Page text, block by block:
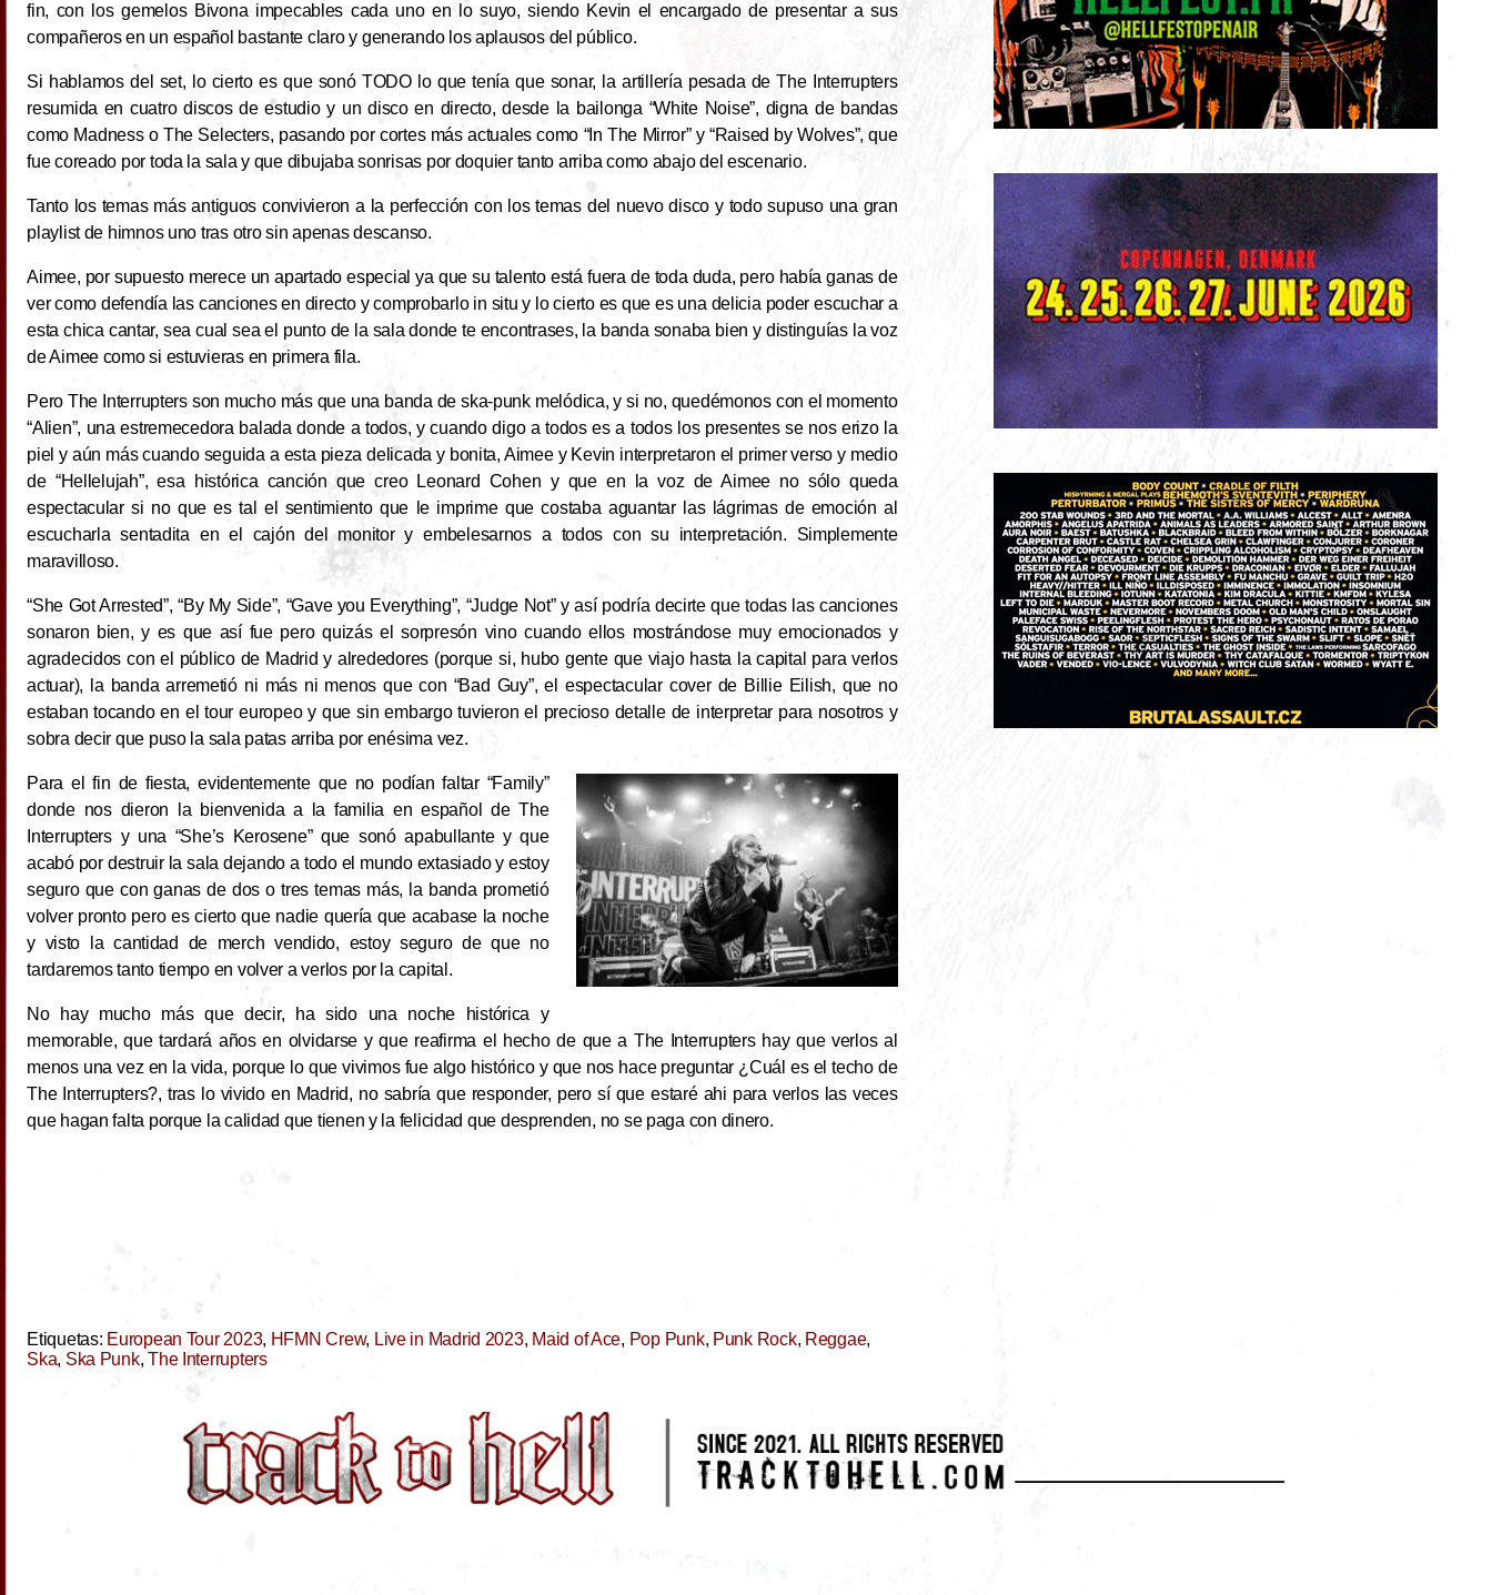
fin, con los gemelos Bivona impecables cada uno en lo suyo, siendo Kevin el encargado de presentar a sus
compañeros en un español bastante claro y generando los aplausos del público.
Si hablamos del set, lo cierto es que sonó TODO lo que tenía que sonar, la artillería pesada de The Interrupters
resumida en cuatro discos de estudio y un disco en directo, desde la bailonga “White Noise”, digna de bandas
como Madness o The Selecters, pasando por cortes más actuales como “In The Mirror” y “Raised by Wolves”, que
fue coreado por toda la sala y que dibujaba sonrisas por doquier tanto arriba como abajo del escenario.
Tanto los temas más antiguos convivieron a la perfección con los temas del nuevo disco y todo supuso una gran
playlist de himnos uno tras otro sin apenas descanso.
Aimee, por supuesto merece un apartado especial ya que su talento está fuera de toda duda, pero había ganas de
ver como defendía las canciones en directo y comprobarlo in situ y lo cierto es que es una delicia poder escuchar a
esta chica cantar, sea cual sea el punto de la sala donde te encontrases, la banda sonaba bien y distinguías la voz
de Aimee como si estuvieras en primera fila.
Pero The Interrupters son mucho más que una banda de ska-punk melódica, y si no, quedémonos con el momento
“Alien”, una estremecedora balada donde a todos, y cuando digo a todos es a todos los presentes se nos erizo la
piel y aún más cuando seguida a esta pieza delicada y bonita, Aimee y Kevin interpretaron el primer verso y medio
de “Hellelujah”, esa histórica canción que creo Leonard Cohen y que en la voz de Aimee no sólo queda
espectacular si no que es tal el sentimiento que le imprime que costaba aguantar las lágrimas de emoción al
escucharla sentadita en el cajón del monitor y embelesarnos a todos con su interpretación. Simplemente
maravilloso.
“She Got Arrested”, “By My Side”, “Gave you Everything”, “Judge Not” y así podría decirte que todas las canciones
sonaron bien, y es que así fue pero quizás el sorpresón vino cuando ellos mostrándose muy emocionados y
agradecidos con el público de Madrid y alrededores (porque si, hubo gente que viajo hasta la capital para verlos
actuar), la banda arremetió ni más ni menos que con “Bad Guy”, el espectacular cover de Billie Eilish, que no
estaban tocando en el tour europeo y que sin embargo tuvieron el precioso detalle de interpretar para nosotros y
sobra decir que puso la sala patas arriba por enésima vez.
Para el fin de fiesta, evidentemente que no podían faltar “Family”
donde nos dieron la bienvenida a la familia en español de The
Interrupters y una “She’s Kerosene” que sonó apabullante y que
acabó por destruir la sala dejando a todo el mundo extasiado y estoy
seguro que con ganas de dos o tres temas más, la banda prometió
volver pronto pero es cierto que nadie quería que acabase la noche
y visto la cantidad de merch vendido, estoy seguro de que no
tardaremos tanto tiempo en volver a verlos por la capital.
No hay mucho más que decir, ha sido una noche histórica y
memorable, que tardará años en olvidarse y que reafirma el hecho de que a The Interrupters hay que verlos al
menos una vez en la vida, porque lo que vivimos fue algo histórico y que nos hace preguntar ¿Cuál es el techo de
The Interrupters?, tras lo vivido en Madrid, no sabría que responder, pero sí que estaré ahi para verlos las veces
que hagan falta porque la calidad que tienen y la felicidad que desprenden, no se paga con dinero.
Etiquetas: European Tour 2023, HFMN Crew, Live in Madrid 2023, Maid of Ace, Pop Punk, Punk Rock, Reggae,
Ska, Ska Punk,The Interrupters